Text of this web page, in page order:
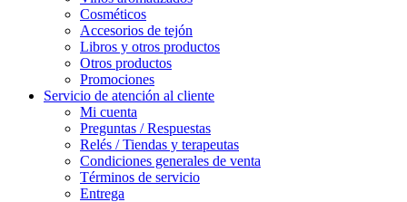
Cosméticos
Accesorios de tejón
Libros y otros productos
Otros productos
Promociones
Servicio de atención al cliente
Mi cuenta
Preguntas / Respuestas
Relés / Tiendas y terapeutas
Condiciones generales de venta
Términos de servicio
Entrega